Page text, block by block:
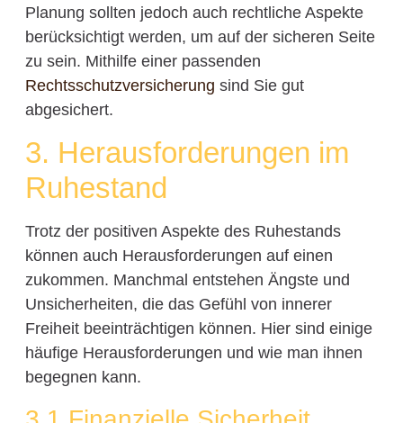
Planung sollten jedoch auch rechtliche Aspekte
berücksichtigt werden, um auf der sicheren Seite
zu sein. Mithilfe einer passenden
Rechtsschutzversicherung sind Sie gut
abgesichert.
3. Herausforderungen im
Ruhestand
Trotz der positiven Aspekte des Ruhestands
können auch Herausforderungen auf einen
zukommen. Manchmal entstehen Ängste und
Unsicherheiten, die das Gefühl von innerer
Freiheit beeinträchtigen können. Hier sind einige
häufige Herausforderungen und wie man ihnen
begegnen kann.